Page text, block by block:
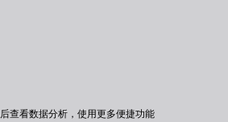
后查看数据分析，使用更多便捷功能